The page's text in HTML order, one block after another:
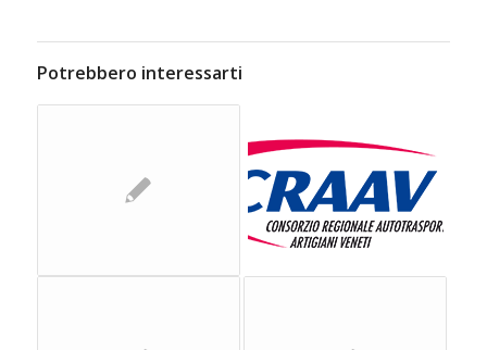
Potrebbero interessarti